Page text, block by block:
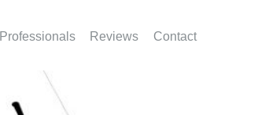
Professionals Reviews Contact